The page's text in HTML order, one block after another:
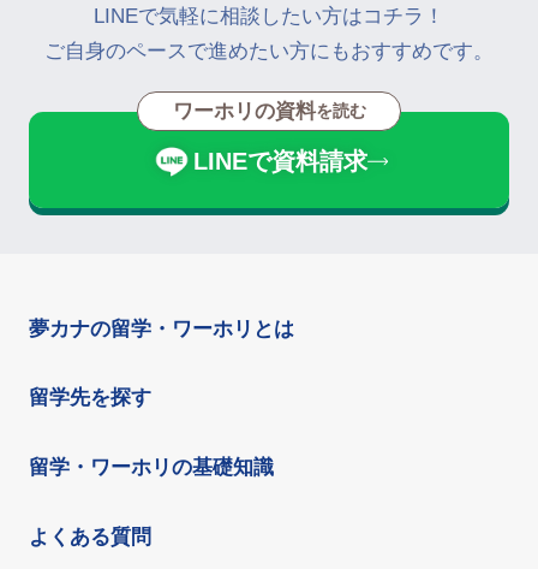
LINEで気軽に相談したい方はコチラ！
ご自身のペースで進めたい方にもおすすめです。
ワーホリの資料を読む
LINEで資料請求
夢カナの留学・ワーホリとは
留学先を探す
留学・ワーホリの基礎知識
よくある質問